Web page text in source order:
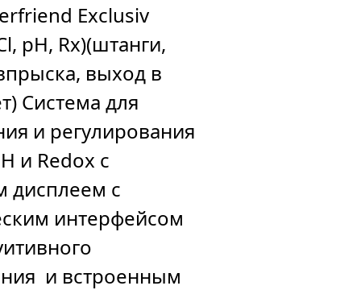
Exclusiv
pH, Rx)(штанги,
выход в
Система для
и регулирования
и Redox c
дисплеем с
интерфейсом
и встроенным